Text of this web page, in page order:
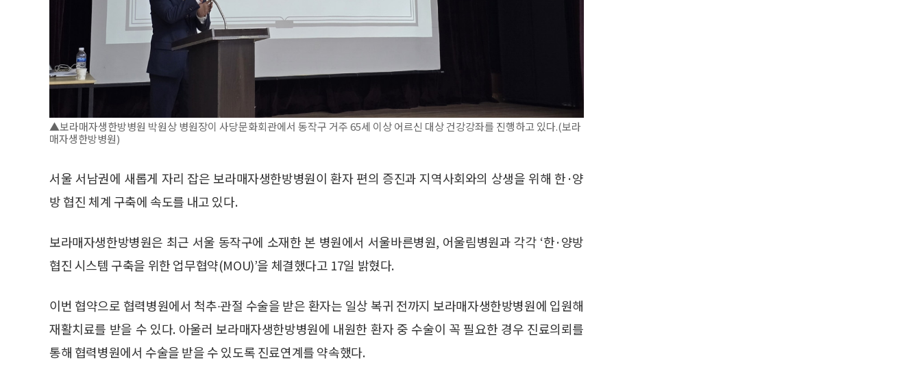
▲보라매자생한방병원 박원상 병원장이 사당문화회관에서 동작구 거주 65세 이상 어르신 대상 건강강좌를 진행하고 있다.(보라
매자생한방병원)
서울 서남권에 새롭게 자리 잡은 보라매자생한방병원이 환자 편의 증진과 지역사회와의 상생을 위해 한·양
방 협진 체계 구축에 속도를 내고 있다.
보라매자생한방병원은 최근 서울 동작구에 소재한 본 병원에서 서울바른병원, 어울림병원과 각각 ‘한·양방
협진 시스템 구축을 위한 업무협약(MOU)’을 체결했다고 17일 밝혔다.
이번 협약으로 협력병원에서 척추∙관절 수술을 받은 환자는 일상 복귀 전까지 보라매자생한방병원에 입원해
재활치료를 받을 수 있다. 아울러 보라매자생한방병원에 내원한 환자 중 수술이 꼭 필요한 경우 진료의뢰를
통해 협력병원에서 수술을 받을 수 있도록 진료연계를 약속했다.